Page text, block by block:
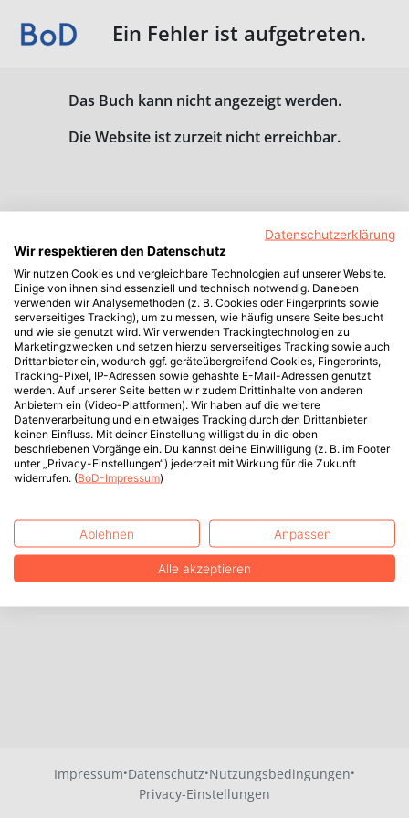
Ein Fehler ist aufgetreten.
Das Buch kann nicht angezeigt werden.
Die Website ist zurzeit nicht erreichbar.
Impressum·Datenschutz·Nutzungsbedingungen·
Privacy-Einstellungen
Datenschutzerklärung
Wir respektieren den Datenschutz
Wir nutzen Cookies und vergleichbare Technologien auf unserer Website.
Einige von ihnen sind essenziell und technisch notwendig. Daneben
verwenden wir Analysemethoden (z. B. Cookies oder Fingerprints sowie
serverseitiges Tracking), um zu messen, wie häufig unsere Seite besucht
und wie sie genutzt wird. Wir verwenden Trackingtechnologien zu
Marketingzwecken und setzen hierzu serverseitiges Tracking sowie auch
Drittanbieter ein, wodurch ggf. geräteübergreifend Cookies, Fingerprints,
Tracking-Pixel, IP-Adressen sowie gehashte E-Mail-Adressen genutzt
werden. Auf unserer Seite betten wir zudem Drittinhalte von anderen
Anbietern ein (Video-Plattformen). Wir haben auf die weitere
Datenverarbeitung und ein etwaiges Tracking durch den Drittanbieter
keinen Einfluss. Mit deiner Einstellung willigst du in die oben
beschriebenen Vorgänge ein. Du kannst deine Einwilligung (z. B. im Footer
unter „Privacy-Einstellungen“) jederzeit mit Wirkung für die Zukunft
widerrufen. (BoD-Impressum)
Ablehnen Anpassen
Alle akzeptieren